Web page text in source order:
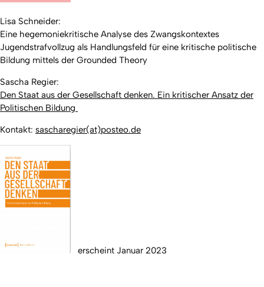
Lisa Schneider:
Eine hegemoniekritische Analyse des Zwangskontextes
Jugendstrafvollzug als Handlungsfeld für eine kritische politische
Bildung mittels der Grounded Theory
Sascha Regier:
Den Staat aus der Gesellschaft denken. Ein kritischer Ansatz der
Politischen Bildung
Kontakt: sascharegier(at)posteo.de
erscheint Januar 2023